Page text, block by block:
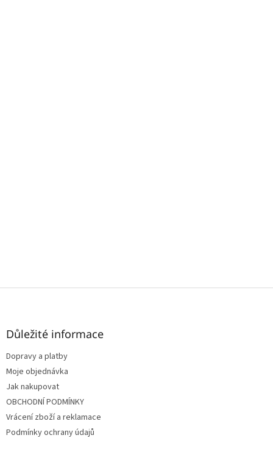
Z
Důležité informace
Dopravy a platby
Moje objednávka
Jak nakupovat
OBCHODNÍ PODMÍNKY
Vrácení zboží a reklamace
Podmínky ochrany údajů